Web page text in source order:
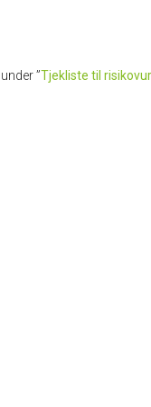
”Tjekliste til